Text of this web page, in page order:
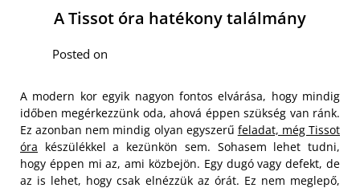
A Tissot óra hatékony találmány
Posted on
A modern kor egyik nagyon fontos elvárása, hogy mindig
időben megérkezzünk oda, ahová éppen szükség van ránk.
Ez azonban nem mindig olyan egyszerű feladat, még Tissot
óra készülékkel a kezünkön sem. Sohasem lehet tudni,
hogy éppen mi az, ami közbejön. Egy dugó vagy defekt, de
az is lehet, hogy csak elnézzük az órát. Ez nem meglepő,